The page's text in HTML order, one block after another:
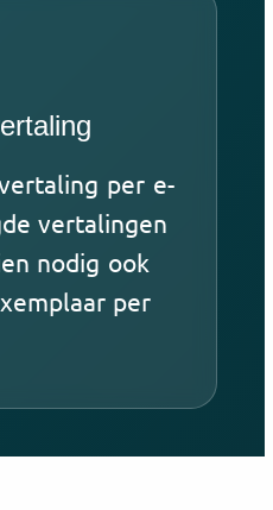
per e-
vertalingen
nodig ook
per